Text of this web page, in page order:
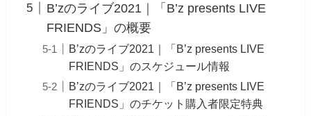
B’zのライブ2021｜「B’z presents LIVE
FRIENDS」の概要
B’zのライブ2021｜「B’z presents LIVE
FRIENDS」のスケジュール情報
B’zのライブ2021｜「B’z presents LIVE
FRIENDS」のチケット購入者限定特典